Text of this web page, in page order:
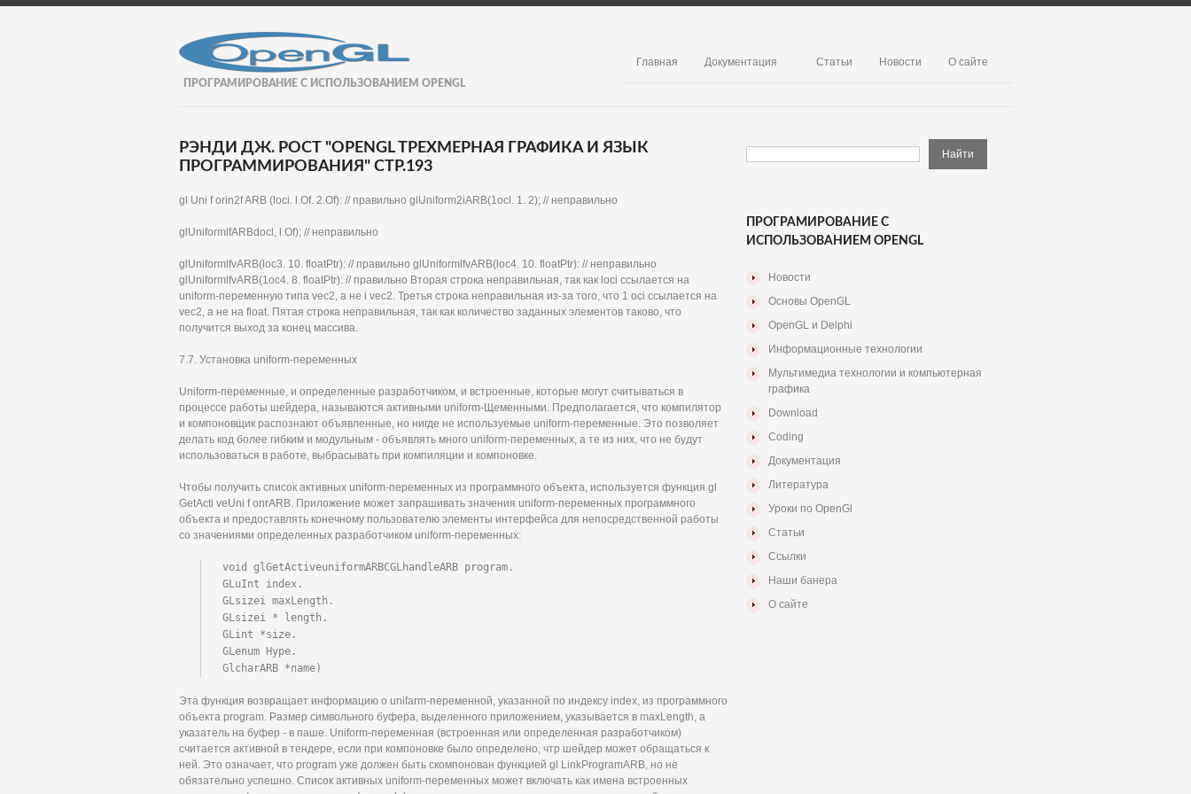
ПРОГРАМИРОВАНИЕ С ИСПОЛЬЗОВАНИЕМ OPENGL
Главная Документация Статьи Новости О сайте
РЭНДИ ДЖ. РОСТ "OPENGL ТРЕХМЕРНАЯ ГРАФИКА И ЯЗЫК
ПРОГРАММИРОВАНИЯ" СТР.193
gl Uni f orin2f ARB (loci. l.Of. 2.Of): // правильно glUniform2iARB(1ocl. 1. 2); // неправильно
glUniformlfARBdocl, l.Of); // неправильно
glUniformlfvARB(loc3. 10. floatPtr): // правильно glUniformlfvARB(loc4. 10. floatPtr): // неправильно
glUniformlfvARB(1oc4. 8. floatPtr): // правильно Вторая строка неправильная, так как loci ссылается на
uniform-переменную типа vec2, а не і vec2. Третья строка неправильная из-за того, что 1 осі ссылается на
vec2, а не на float. Пятая строка неправильная, так как количество заданных элементов таково, что
получится выход за конец массива.
7.7. Установка uniform-переменных
Uniform-переменные, и определенные разработчиком, и встроенные, которые могут считываться в
процессе работы шейдера, называются активными uniform-Щеменными. Предполагается, что компилятор
и компоновщик распознают объявленные, но нигде не используемые uniform-переменные. Это позволяет
делать код более гибким и модульным - объявлять много uniform-переменных, а те из них, что не будут
использоваться в работе, выбрасывать при компиляции и компоновке.
Чтобы получить список активных uniform-переменных из программного объекта, используется функция gl
GetActi veUni f onrARB. Приложение может запрашивать значения uniform-переменных программного
объекта и предоставлять конечному пользователю элементы интерфейса для непосредственной работы
со значениями определенных разработчиком uniform-переменных:
void glGetActiveuniformARBCGLhandleARB program.
GLuInt index.
GLsizei maxLength.
GLsizei * length.
GLint *size.
GLenum Hype.
GlcharARB *name)
Эта функция возвращает информацию о unifarm-переменной, указанной по индексу index, из программного
объекта program. Размер символьного буфера, выделенного приложением, указывается в maxLength, а
указатель на буфер - в паше. Uniform-переменная (встроенная или определенная разработчиком)
считается активной в тендере, если при компоновке было определено, чтр шейдер может обращаться к
ней. Это означает, что program уже должен быть скомпонован функцией gl LinkProgramARB, но не
обязательно успешно. Список активных uniform-переменных может включать как имена встроенных
ПРОГРАМИРОВАНИЕ С
ИСПОЛЬЗОВАНИЕМ OPENGL
Новости
Основы OpenGL
OpenGL и Delphi
Информационные технологии
Мультимедиа технологии и компьютерная
графика
Download
Coding
Документация
Литература
Уроки по OpenGl
Статьи
Ссылки
Наши банера
О сайте